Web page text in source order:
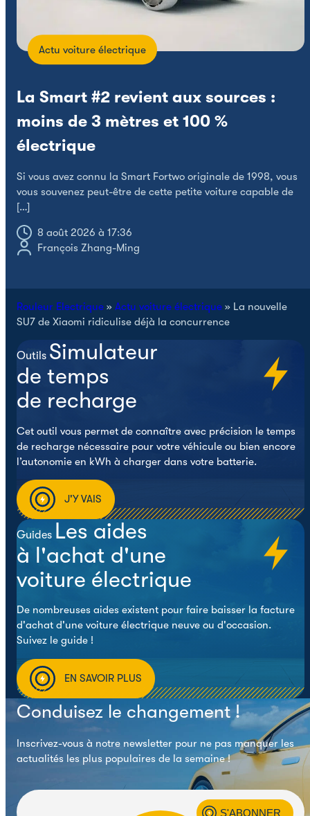
Rouleur Electrique » Actu voiture électrique » La nouvelle
SU7 de Xiaomi ridiculise déjà la concurrence
Actu voiture électrique
La Smart #2 revient aux sources :
moins de 3 mètres et 100 %
électrique
Si vous avez connu la Smart Fortwo originale de 1998, vous
vous souvenez peut-être de cette petite voiture capable de
[…]
8 août 2026 à 17:36
François Zhang-Ming
Outils Simulateur
de temps
de recharge
Cet outil vous permet de connaître avec précision le temps
de recharge nécessaire pour votre véhicule ou bien encore
l’autonomie en kWh à charger dans votre batterie.
J'Y VAIS
Guides Les aides
à l'achat d'une
voiture électrique
De nombreuses aides existent pour faire baisser la facture
d'achat d'une voiture électrique neuve ou d'occasion.
Suivez le guide !
EN SAVOIR PLUS
Conduisez le changement !
Inscrivez-vous à notre newsletter pour ne pas manquer les
actualités les plus populaires de la semaine !